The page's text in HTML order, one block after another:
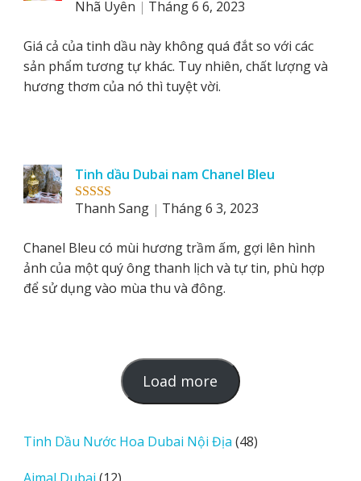
Rated5out
Nhã Uyên
Tháng 6 6, 2023
Giá cả của tinh dầu này không quá đắt so với các
sản phẩm tương tự khác. Tuy nhiên, chất lượng và
hương thơm của nó thì tuyệt vời.
Rated5out
Tinh dầu Dubai nam Chanel Bleu
Thanh Sang
Tháng 6 3, 2023
Chanel Bleu có mùi hương trầm ấm, gợi lên hình
ảnh của một quý ông thanh lịch và tự tin, phù hợp
để sử dụng vào mùa thu và đông.
Load more
o
d
Tinh Dầu Nước Hoa Dubai Nội Địa 4848
12